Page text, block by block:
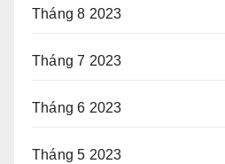
Tháng 8 2023
Tháng 7 2023
Tháng 6 2023
Tháng 5 2023